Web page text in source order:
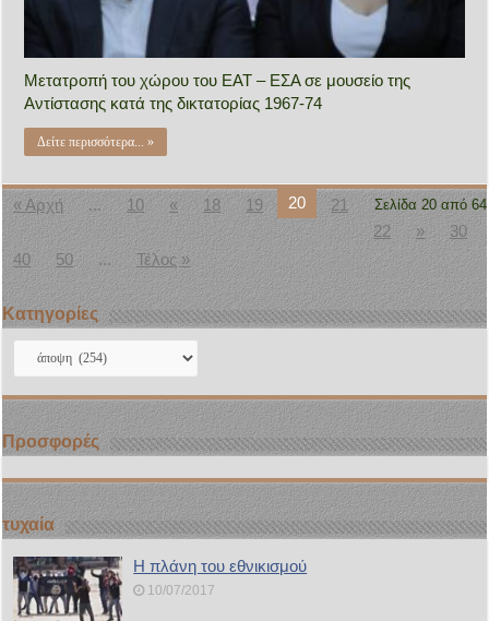
Μετατροπή του χώρου του ΕΑΤ – ΕΣΑ σε μουσείο της
Αντίστασης κατά της δικτατορίας 1967-74
Δείτε περισσότερα... »
Σελίδα 20 από 64
« Αρχή ... 10 « 18 19 20
21
22
»
30
40
50 ... Τέλος »
Kατηγορίες
Kατηγορίες
Προσφορές
τυχαία
Η πλάνη του εθνικισμού
10/07/2017